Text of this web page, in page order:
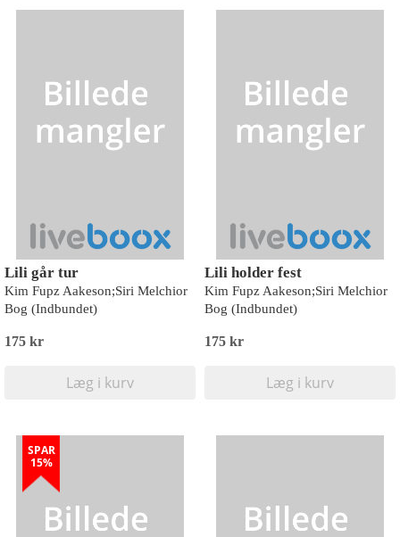
Lili går tur
Kim Fupz Aakeson;Siri Melchior
Bog (Indbundet)
175 kr
Læg i kurv
Lili holder fest
Kim Fupz Aakeson;Siri Melchior
Bog (Indbundet)
175 kr
Læg i kurv
SPAR
15%